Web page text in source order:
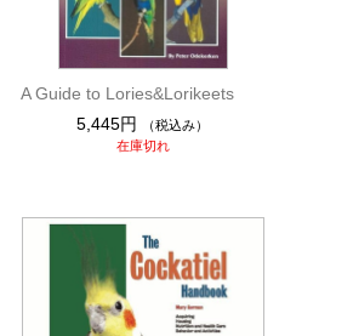
A Guide to Lories&Lorikeets
5,445円
（税込み）
在庫切れ